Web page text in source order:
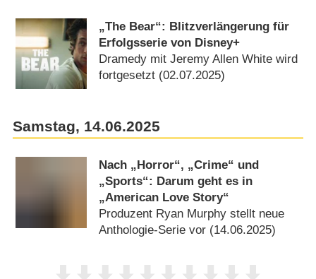
„The Bear“: Blitzverlängerung für
Erfolgsserie von Disney+
Dramedy mit Jeremy Allen White wird
fortgesetzt (02.07.2025)
Samstag, 14.06.2025
Nach „Horror“, „Crime“ und
„Sports“: Darum geht es in
„American Love Story“
Produzent Ryan Murphy stellt neue
Anthologie-Serie vor (14.06.2025)